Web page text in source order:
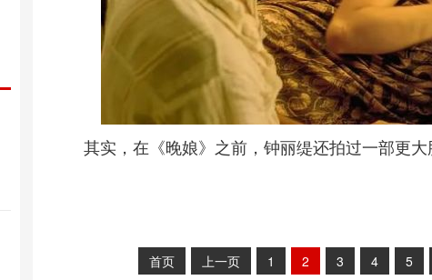
其实，在《晚娘》之前，钟丽缇还拍过一部更
首页 上一页 1 2 3 4 5